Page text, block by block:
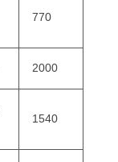
770
2000
1540